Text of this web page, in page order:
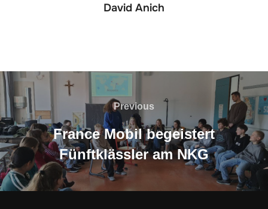
David Anich
Beitragsnavigation
Previous
Previous
France Mobil begeistert
Fünftklässler am NKG